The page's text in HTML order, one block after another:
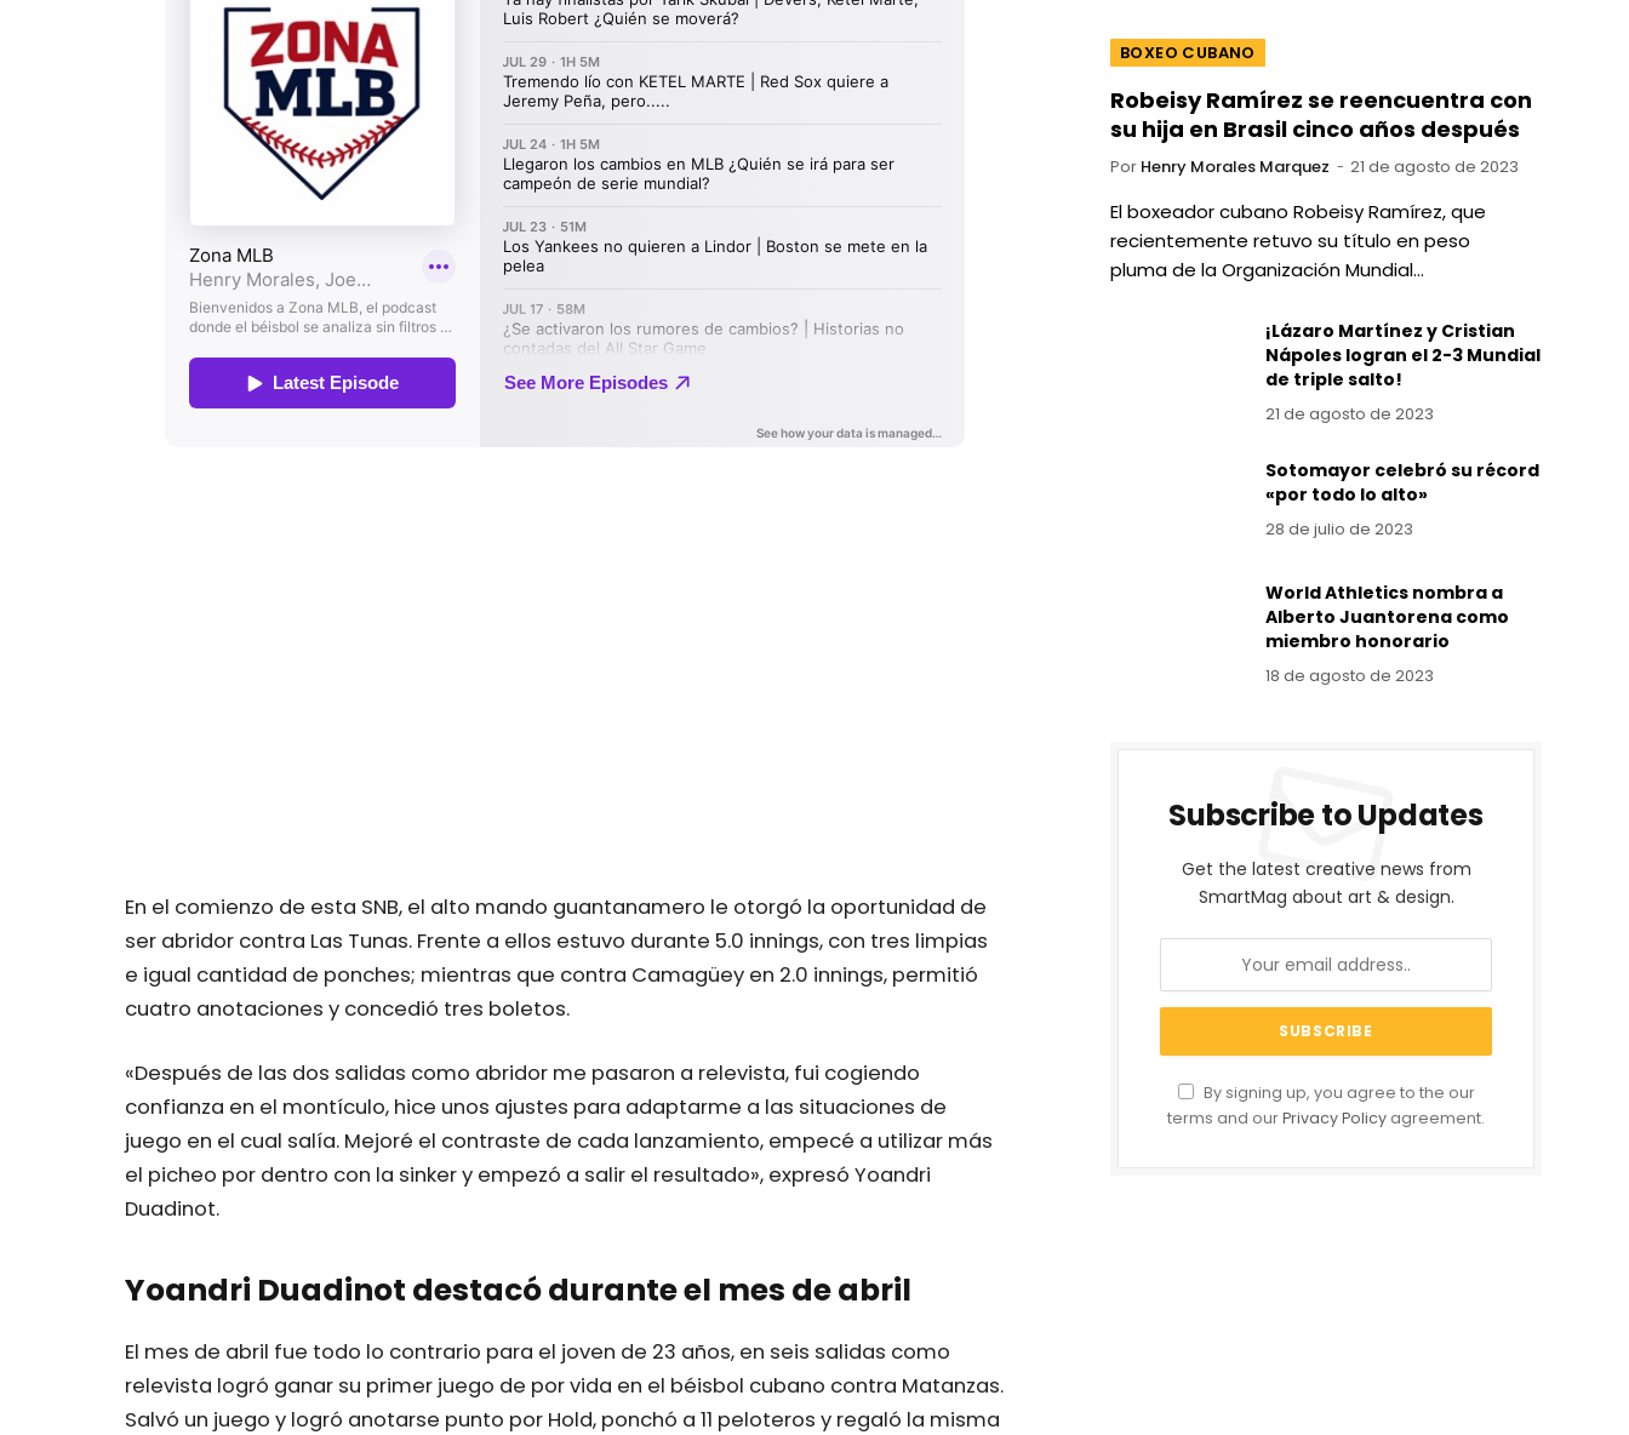
En el comienzo de esta SNB, el alto mando guantanamero le otorgó la oportunidad de
ser abridor contra Las Tunas. Frente a ellos estuvo durante 5.0 innings, con tres limpias
e igual cantidad de ponches; mientras que contra Camagüey en 2.0 innings, permitió
cuatro anotaciones y concedió tres boletos.
«Después de las dos salidas como abridor me pasaron a relevista, fui cogiendo
confianza en el montículo, hice unos ajustes para adaptarme a las situaciones de
juego en el cual salía. Mejoré el contraste de cada lanzamiento, empecé a utilizar más
el picheo por dentro con la sinker y empezó a salir el resultado», expresó Yoandri
Duadinot.
Yoandri Duadinot destacó durante el mes de abril
El mes de abril fue todo lo contrario para el joven de 23 años, en seis salidas como
relevista logró ganar su primer juego de por vida en el béisbol cubano contra Matanzas.
Salvó un juego y logró anotarse punto por Hold, ponchó a 11 peloteros y regaló la misma
BOXEO CUBANO
Robeisy Ramírez se reencuentra con
su hija en Brasil cinco años después
Por Henry Morales Marquez 21 de agosto de 2023
El boxeador cubano Robeisy Ramírez, que
recientemente retuvo su título en peso
pluma de la Organización Mundial…
¡Lázaro Martínez y Cristian
Nápoles logran el 2-3 Mundial
de triple salto!
21 de agosto de 2023
Sotomayor celebró su récord
«por todo lo alto»
28 de julio de 2023
World Athletics nombra a
Alberto Juantorena como
miembro honorario
18 de agosto de 2023
Subscribe to Updates
Get the latest creative news from
SmartMag about art & design.
By signing up, you agree to the our
terms and ourPrivacy Policy agreement.